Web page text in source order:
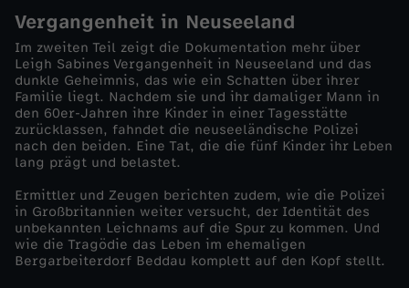
n
-
D
a
s
F
Vergangenheit in Neuseeland
Im zweiten Teil zeigt die Dokumentation mehr über
Leigh Sabines Vergangenheit in Neuseeland und das
dunkle Geheimnis, das wie ein Schatten über ihrer
Familie liegt. Nachdem sie und ihr damaliger Mann in
den 60er-Jahren ihre Kinder in einer Tagesstätte
zurücklassen, fahndet die neuseeländische Polizei
nach den beiden. Eine Tat, die die fünf Kinder ihr Leben
lang prägt und belastet.
Ermittler und Zeugen berichten zudem, wie die Polizei
in Großbritannien weiter versucht, der Identität des
unbekannten Leichnams auf die Spur zu kommen. Und
wie die Tragödie das Leben im ehemaligen
Bergarbeiterdorf Beddau komplett auf den Kopf stellt.